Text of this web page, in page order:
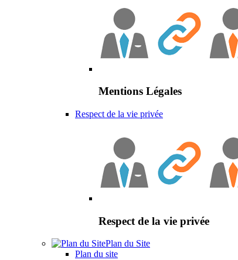
Mentions Légales
Respect de la vie privée
Respect de la vie privée
Plan du Site
Plan du site